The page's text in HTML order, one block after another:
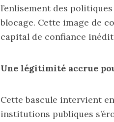
l’enlisement des
blocage. Cette image de
capital de confiance
Une légitimité accrue
Cette bascule intervient
institutions publiques